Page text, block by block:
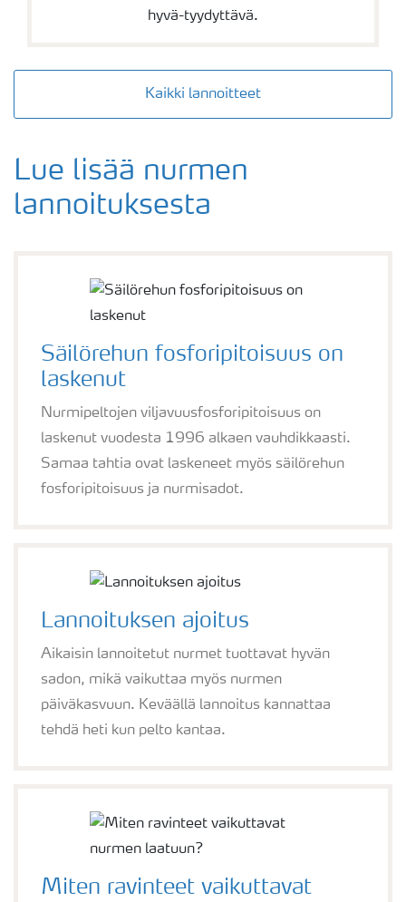
hyvä-tyydyttävä.
Kaikki lannoitteet
Lue lisää nurmen
lannoituksesta
Säilörehun fosforipitoisuus on
laskenut
Nurmipeltojen viljavuusfosforipitoisuus on
laskenut vuodesta 1996 alkaen vauhdikkaasti.
Samaa tahtia ovat laskeneet myös säilörehun
fosforipitoisuus ja nurmisadot.
Lannoituksen ajoitus
Aikaisin lannoitetut nurmet tuottavat hyvän
sadon, mikä vaikuttaa myös nurmen
päiväkasvuun. Keväällä lannoitus kannattaa
tehdä heti kun pelto kantaa.
Miten ravinteet vaikuttavat